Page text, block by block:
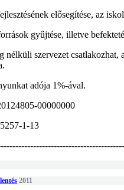
elősegítése, az
gyűjtése, illetve
szervezet
adója 1%-ával.
00000000
1-13
2011